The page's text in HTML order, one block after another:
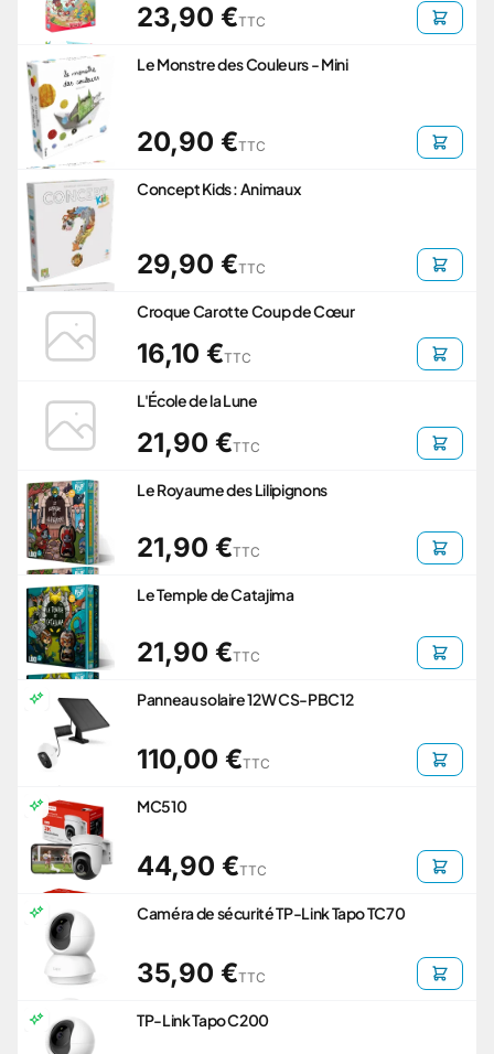
23,90 €TTC
Le Monstre des Couleurs - Mini
20,90 €TTC
Concept Kids : Animaux
29,90 €TTC
Croque Carotte Coup de Cœur
16,10 €TTC
L'École de la Lune
21,90 €TTC
Le Royaume des Lilipignons
21,90 €TTC
Le Temple de Catajima
21,90 €TTC
Panneau solaire 12W CS-PBC12
110,00 €TTC
MC510
44,90 €TTC
Caméra de sécurité TP-Link Tapo TC70
35,90 €TTC
TP-Link Tapo C200